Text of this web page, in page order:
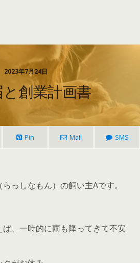
2023年7月24日
創業計画書
Pin Mail SMS
っしなもん）の飼い主Aです。
、一時的に雨も降ってきて不安